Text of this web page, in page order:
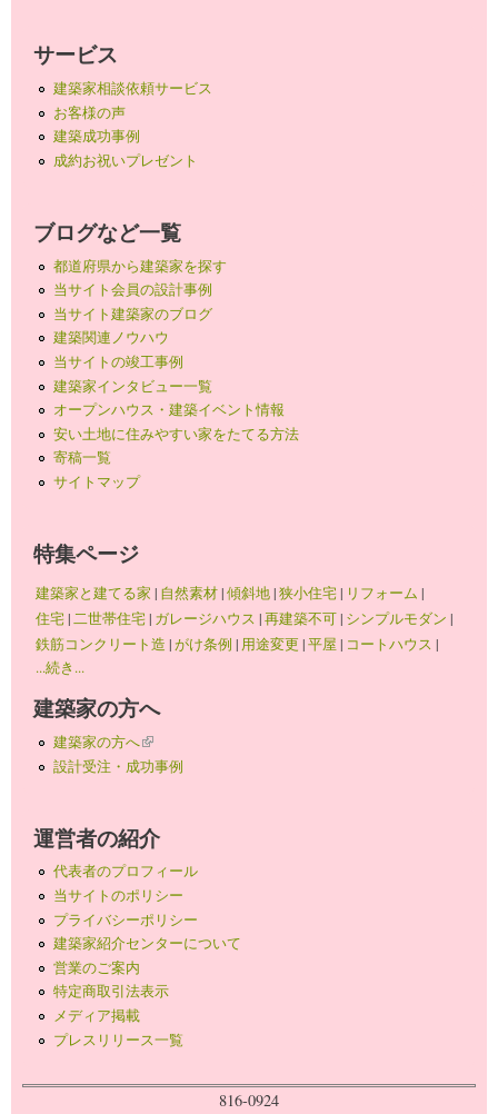
サービス
建築家相談依頼サービス
お客様の声
建築成功事例
成約お祝いプレゼント
ブログなど一覧
都道府県から建築家を探す
当サイト会員の設計事例
当サイト建築家のブログ
建築関連ノウハウ
当サイトの竣工事例
建築家インタビュー一覧
オープンハウス・建築イベント情報
安い土地に住みやすい家をたてる方法
寄稿一覧
サイトマップ
特集ページ
建築家と建てる家 | 自然素材|傾斜地|狭小住宅| リフォーム |
住宅|二世帯住宅| ガレージハウス |再建築不可| シンプルモダン |
鉄筋コンクリート造 |がけ条例 | 用途変更 |平屋 | コートハウス |
...続き...
建築家の方へ
建築家の方へ(link is external)
設計受注・成功事例
運営者の紹介
代表者のプロフィール
当サイトのポリシー
プライバシーポリシー
建築家紹介センターについて
営業のご案内
特定商取引法表示
メディア掲載
プレスリリース一覧
816-0924